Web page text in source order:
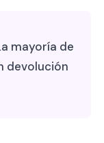
mayoría de
devolución